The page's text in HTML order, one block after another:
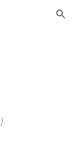
Skip to navigation
)